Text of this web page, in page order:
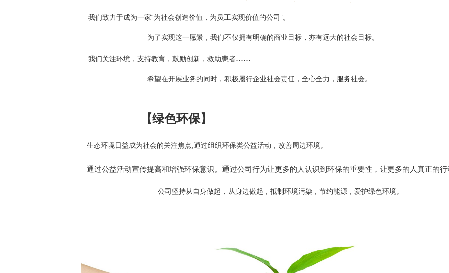
我们致力于成为一家“为社会创造价值，为员工实现价值的公司”。
为了实现这一愿景，我们不仅拥有明确的商业目标，亦有远大的社会目标。
我们关注环境，支持教育，鼓励创新，救助患者......
希望在开展业务的同时，积极履行企业社会责任，全心全力，服务社会。
【绿色环保】
生态环境日益成为社会的关注焦点,通过组织环保类公益活动，改善周边环境。
通过公益活动宣传提高和增强环保意识。通过公司行为让更多的人认识到环保的重要性，让更多的人真正的行动起
公司坚持从自身做起，从身边做起，抵制环境污染，节约能源，爱护绿色环境。